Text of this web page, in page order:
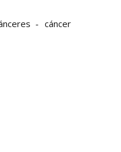
cáncer